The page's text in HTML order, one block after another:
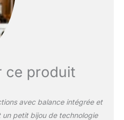
recettes ! Une multitude
d'accessoires sont inclus
pour une infinité de
recettes ! La fonction
! Doté d'un écran couleur
haute définition tactile et
navigation ergonomique,
le RobiCook vous
ce produit
avec balance intégrée et
petit bijou de technologie